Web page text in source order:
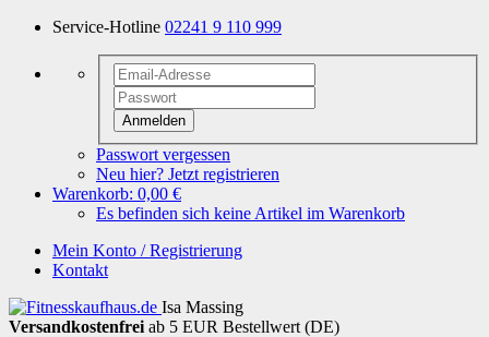
Service-Hotline 02241 9 110 999
Anmelden
Passwort vergessen
Neu hier? Jetzt registrieren
Warenkorb: 0,00 €
Es befinden sich keine Artikel im Warenkorb
Mein Konto / Registrierung
Kontakt
Isa Massing
Versandkostenfrei ab 5 EUR Bestellwert (DE)